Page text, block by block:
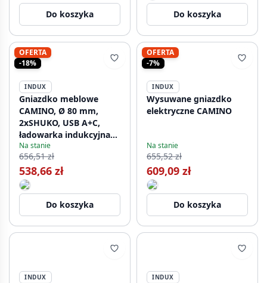
Do koszyka Do koszyka
OFERTA
-18%
INDUX
Gniazdko meblowe
CAMINO, Ø 80 mm,
2xSHUKO, USB A+C,
ładowarka indukcyjna
10 W, kabel 1,5 m,
czarne
Na stanie
656,51 zł
538,66 zł
Do koszyka
OFERTA
-7%
INDUX
Wysuwane gniazdko
elektryczne CAMINO
Na stanie
655,52 zł
609,09 zł
Do koszyka
INDUX INDUX